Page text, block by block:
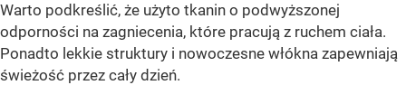
Warto podkreślić, że użyto tkanin o podwyższonej
odporności na zagniecenia, które pracują z ruchem ciała.
Ponadto lekkie struktury i nowoczesne włókna zapewniają
świeżość przez cały dzień.